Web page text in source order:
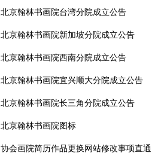
北京翰林书画院台湾分院成立公告
北京翰林书画院新加坡分院成立公告
北京翰林书画院西南分院成立公告
北京翰林书画院宜兴顺大分院成立公告
北京翰林书画院长三角分院成立公告
北京翰林书画院图标
协会画院简历作品更换网站修改事项直通